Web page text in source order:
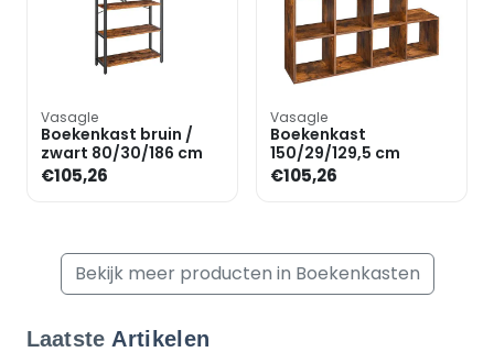
Vasagle
Boekenkast bruin /
zwart 80/30/186 cm
€105,26
Vasagle
Boekenkast
150/29/129,5 cm
€105,26
Bekijk meer producten in Boekenkasten
Laatste Artikelen